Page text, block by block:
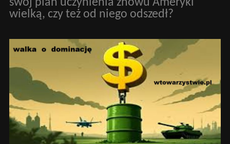
swój plan uczynienia znowu Ameryki
wielką, czy też od niego odszedł?